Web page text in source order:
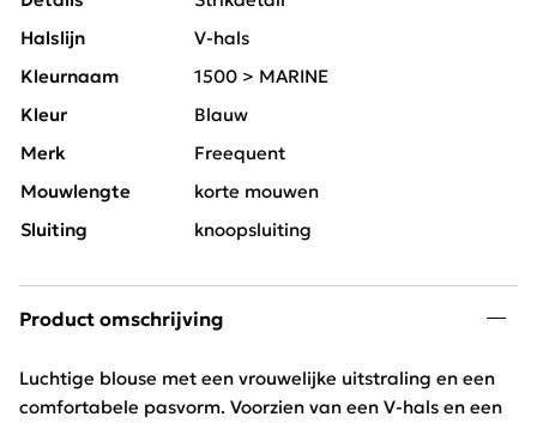
Halslijn
V-hals
Kleurnaam
1500 > MARINE
Kleur
Blauw
Merk
Freequent
Mouwlengte
korte mouwen
Sluiting
knoopsluiting
Product omschrijving
Luchtige blouse met een vrouwelijke uitstraling en een
comfortabele pasvorm. Voorzien van een V-hals en een